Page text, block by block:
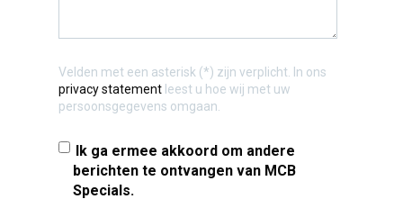
Velden met een asterisk (*) zijn verplicht. In ons
privacy statement leest u hoe wij met uw
persoonsgegevens omgaan.
Ik ga ermee akkoord om andere
berichten te ontvangen van MCB
Specials.